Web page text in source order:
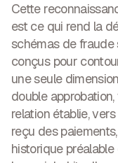
Cette
est ce qui rend la
schémas de
conçus pour
une seule
double
relation établie,
reçu des
historique